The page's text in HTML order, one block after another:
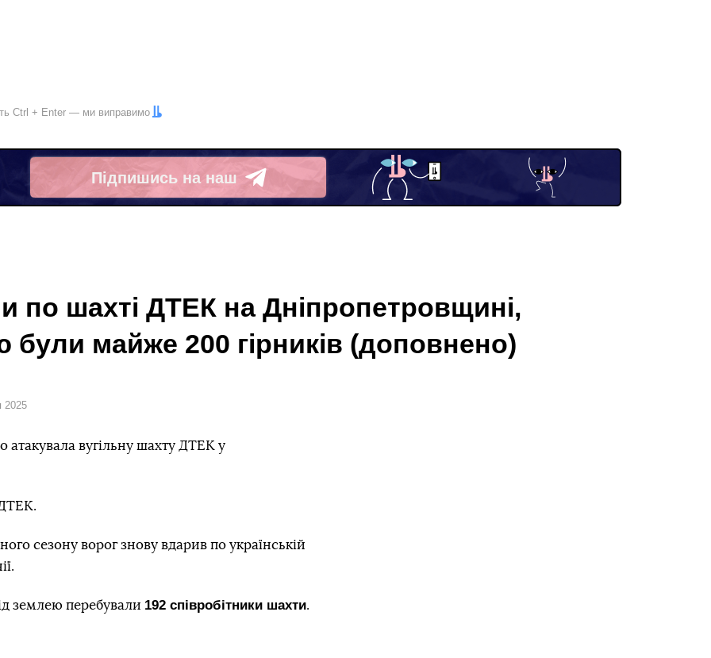
Ctrl + Enter — ми виправимо
Підпишись на наш
Telegram
по шахті ДТЕК на Дніпропетровщині,
були майже 200 гірників (доповнено)
2025
атакувала вугільну шахту ДТЕК у
сезону ворог знову вдарив по українській
землею перебували 192 співробітники шахти.